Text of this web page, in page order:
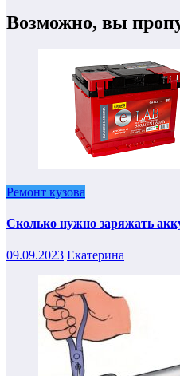
Возможно, вы
Ремонт кузова
Сколько нужно заряжать
09.09.2023 Екатерина